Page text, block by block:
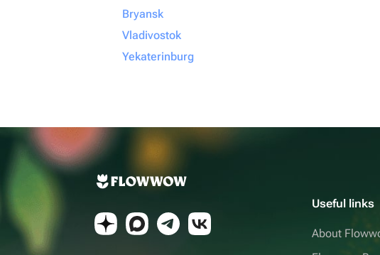
Bryansk
Vladivostok
Yekaterinburg
Useful links
About